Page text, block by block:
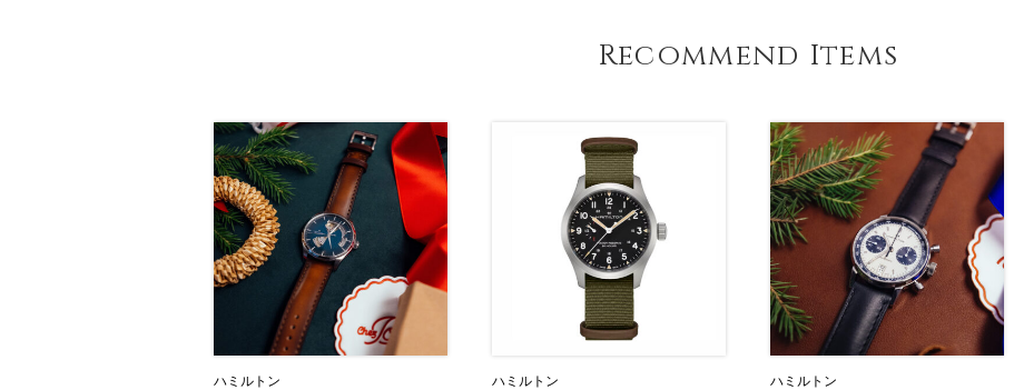
Recommend Items
ハミルトン ハミルトン ハミルトン